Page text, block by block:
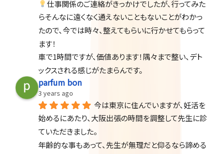
仕事関係のご連絡がきっかけでしたが、行ってみた
らそんなに遠くなく通えないこともないことがわかっ
たので、今では時々、整えてもらいに行かせてもらって
ます！
車で1時間ですが、価値あります！隅々まで整い、デト
ックスされる感じがたまらんです。
parfum bon
3 years ago
今は東京に住んでいますが、妊活を
始めるにあたり、大阪出張の時間を調整して先生に診
ていただきました。
年齢的な事もあって、先生が無理だと仰るなら諦める